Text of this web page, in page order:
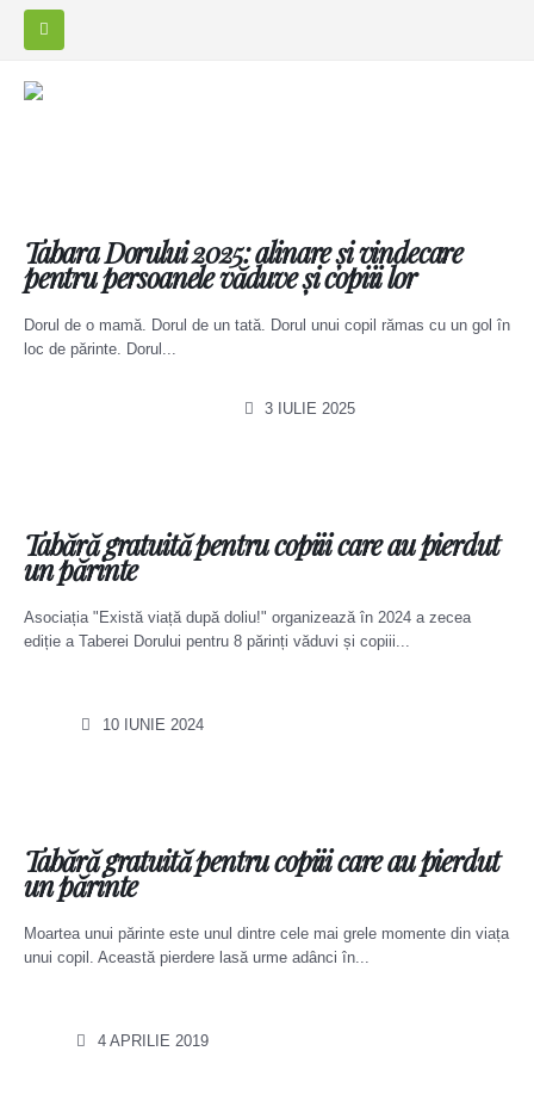
Tabara Dorului 2025: alinare și vindecare
pentru persoanele văduve și copiii lor
Dorul de o mamă. Dorul de un tată. Dorul unui copil rămas cu un gol în
loc de părinte. Dorul...
3 IULIE 2025
Tabără gratuită pentru copiii care au pierdut
un părinte
Asociația "Există viață după doliu!" organizează în 2024 a zecea
ediție a Taberei Dorului pentru 8 părinți văduvi și copiii...
10 IUNIE 2024
Tabără gratuită pentru copiii care au pierdut
un părinte
Moartea unui părinte este unul dintre cele mai grele momente din viața
unui copil. Această pierdere lasă urme adânci în...
4 APRILIE 2019